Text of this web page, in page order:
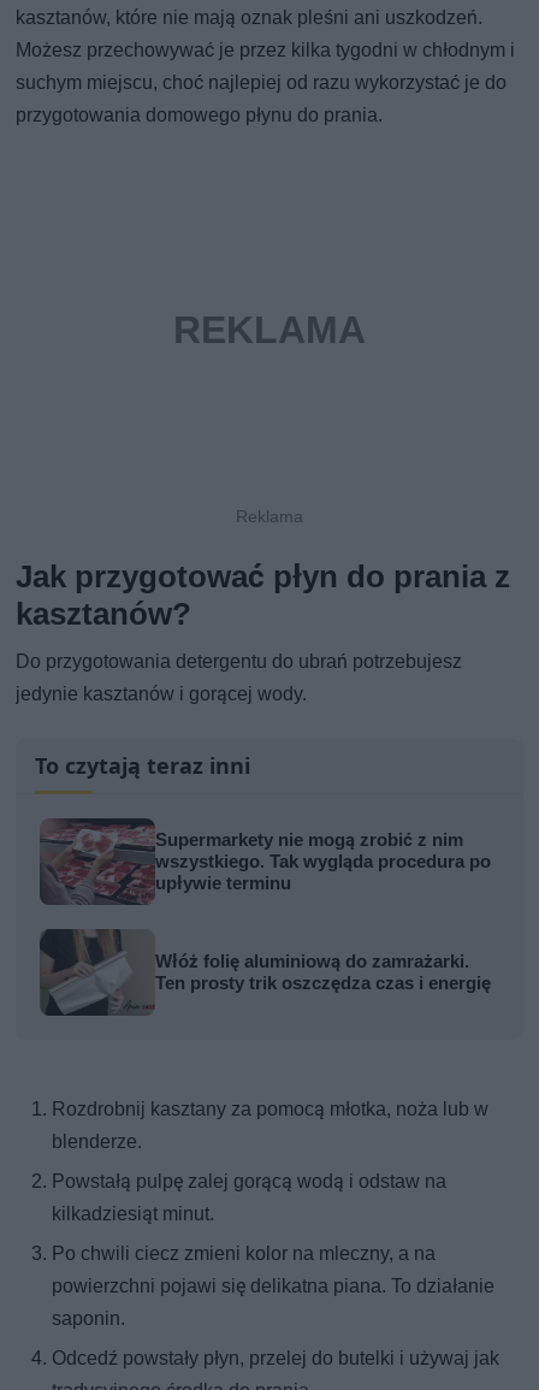
kasztanów, które nie mają oznak pleśni ani uszkodzeń.
Możesz przechowywać je przez kilka tygodni w chłodnym i
suchym miejscu, choć najlepiej od razu wykorzystać je do
przygotowania domowego płynu do prania.
Jak przygotować płyn do prania z
kasztanów?
Do przygotowania detergentu do ubrań potrzebujesz
jedynie kasztanów i gorącej wody.
To czytają teraz inni
Supermarkety nie mogą zrobić z nim
wszystkiego. Tak wygląda procedura po
upływie terminu
Włóż folię aluminiową do zamrażarki.
Ten prosty trik oszczędza czas i energię
Rozdrobnij kasztany za pomocą młotka, noża lub w
blenderze.
Powstałą pulpę zalej gorącą wodą i odstaw na
kilkadziesiąt minut.
Po chwili ciecz zmieni kolor na mleczny, a na
powierzchni pojawi się delikatna piana. To działanie
saponin.
Odcedź powstały płyn, przelej do butelki i używaj jak